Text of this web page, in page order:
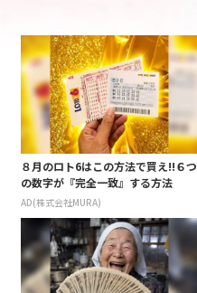
８月のロト6はこの方法で買え!!６つ
の数字が『完全一致』する方法
AD(株式会社MURA)